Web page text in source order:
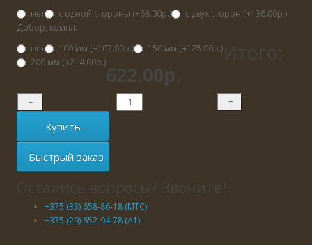
нет
с одной стороны (+68.00р.)
с двух сторон (+136.00р.)
Добор, компл.
нет
100 мм (+107.00р.)
150 мм (+125.00р.)
200 мм (+214.00р.)
Итого:
622.00р.
– +
Купить
Быстрый заказ
Остались вопросы? Звоните!
+375 (33) 658-86-18 (МТС)
+375 (29) 652-94-78 (A1)